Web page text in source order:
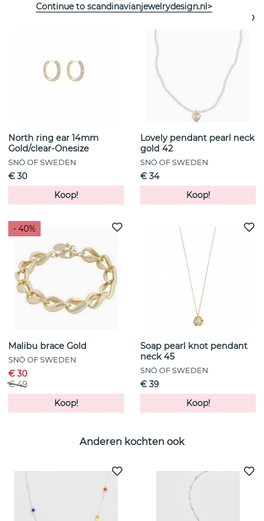
North ring ear 14mm
Gold/clear-Onesize
SNÖ OF SWEDEN
€ 30
Koop!
Lovely pendant pearl neck
gold 42
SNÖ OF SWEDEN
€ 34
Koop!
- 40%
Malibu brace Gold
SNÖ OF SWEDEN
€ 30
€ 49
Koop!
Soap pearl knot pendant
neck 45
SNÖ OF SWEDEN
€ 39
Koop!
Anderen kochten ook
Continue to scandinavianjewelrydesign.nl>